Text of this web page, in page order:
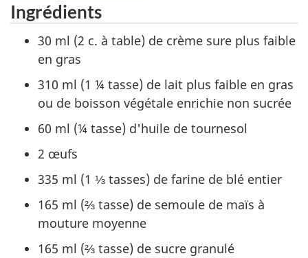
Ingrédients
30 ml (2 c. à table) de crème sure plus faible
en gras
310 ml (1 ¼ tasse) de lait plus faible en gras
ou de boisson végétale enrichie non sucrée
60 ml (¼ tasse) d'huile de tournesol
2 œufs
335 ml (1 ⅓ tasses) de farine de blé entier
165 ml (⅔ tasse) de semoule de maïs à
mouture moyenne
165 ml (⅔ tasse) de sucre granulé